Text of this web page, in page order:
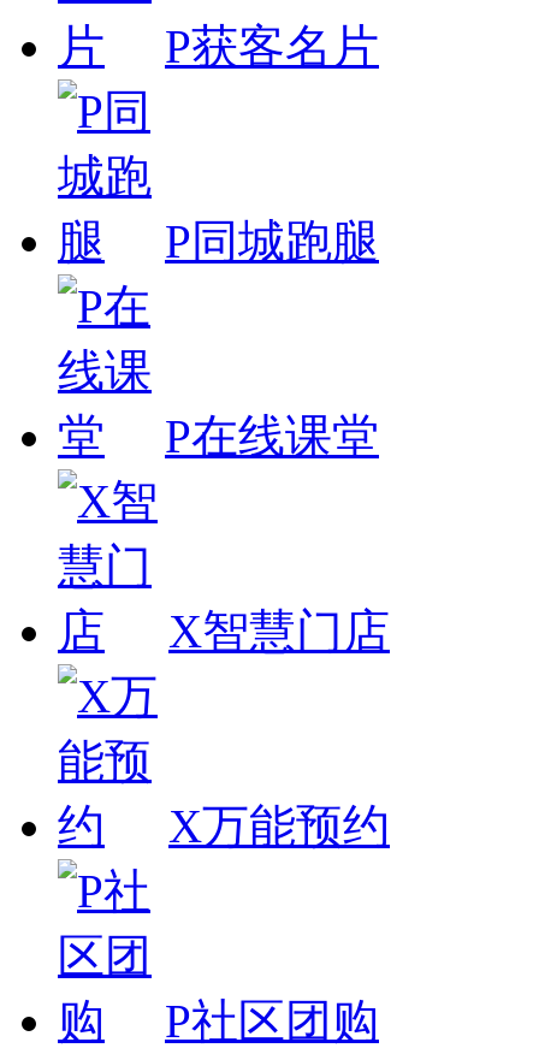
P获客名片
P同城跑腿
P在线课堂
X智慧门店
X万能预约
P社区团购